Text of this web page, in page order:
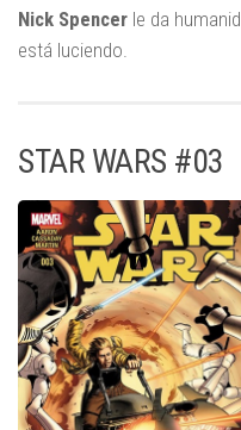
Nick Spencer le da
está luciendo.
STAR WARS #03